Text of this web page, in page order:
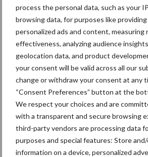
process the personal data, such as your
browsing data, for purposes like
personalized ads and content, measuring
effectiveness, analyzing audience
geolocation data, and product
your consent will be valid across all our
change or withdraw your consent at any
“Consent Preferences” button at the
We respect your choices and are
with a transparent and secure browsing
third-party vendors are processing data
purposes and special features: Store
information on a device, personalized
10 praktisch tips om je voor
op mogelijke uitval van het